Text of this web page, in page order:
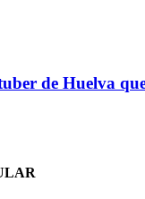
de Huelva